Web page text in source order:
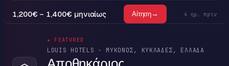
1,200€ – 1,400€ μηνιαίως Αίτηση→ 4 ημ. πριν
★ FEATURED
LOUIS HOTELS · ΜΎΚΟΝΟΣ, ΚΥΚΛΆΔΕΣ, ΕΛΛΆΔΑ